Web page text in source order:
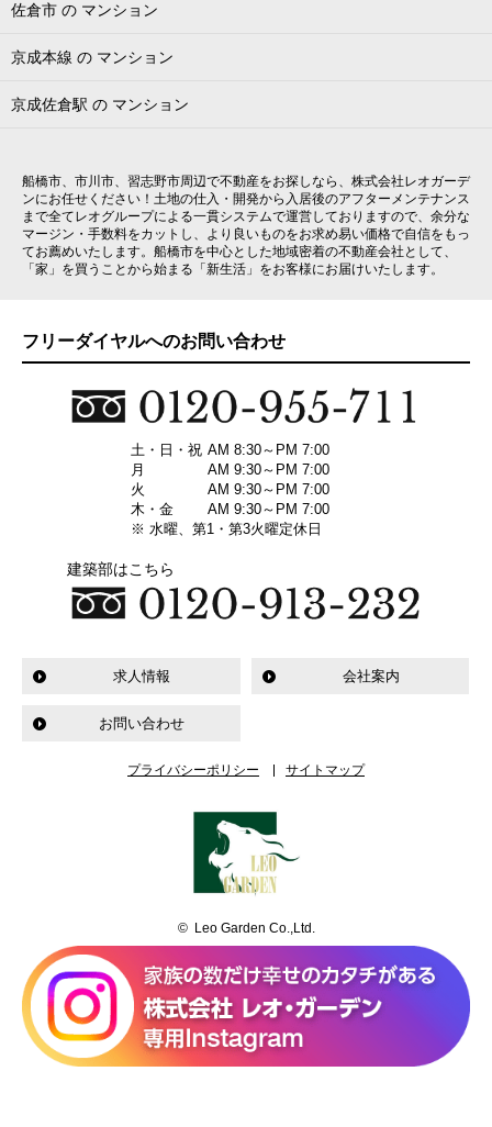
佐倉市 の マンション
京成本線 の マンション
京成佐倉駅 の マンション
船橋市、市川市、習志野市周辺で不動産をお探しなら、株式会社レオガーデ
ンにお任せください！土地の仕入・開発から入居後のアフターメンテナンス
まで全てレオグループによる一貫システムで運営しておりますので、余分な
マージン・手数料をカットし、より良いものをお求め易い価格で自信をもっ
てお薦めいたします。船橋市を中心とした地域密着の不動産会社として、
「家」を買うことから始まる「新生活」をお客様にお届けいたします。
フリーダイヤルへのお問い合わせ
土・日・祝 AM 8:30～PM 7:00
月
AM 9:30～PM 7:00
火
AM 9:30～PM 7:00
木・金
AM 9:30～PM 7:00
※ 水曜、第1・第3火曜定休日
建築部はこちら
求人情報 会社案内
お問い合わせ
プライバシーポリシー サイトマップ
© Leo Garden Co.,Ltd.